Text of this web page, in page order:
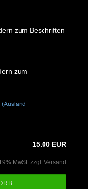
zum
(Ausland
15,00 EUR
MwSt. zzgl. Versand